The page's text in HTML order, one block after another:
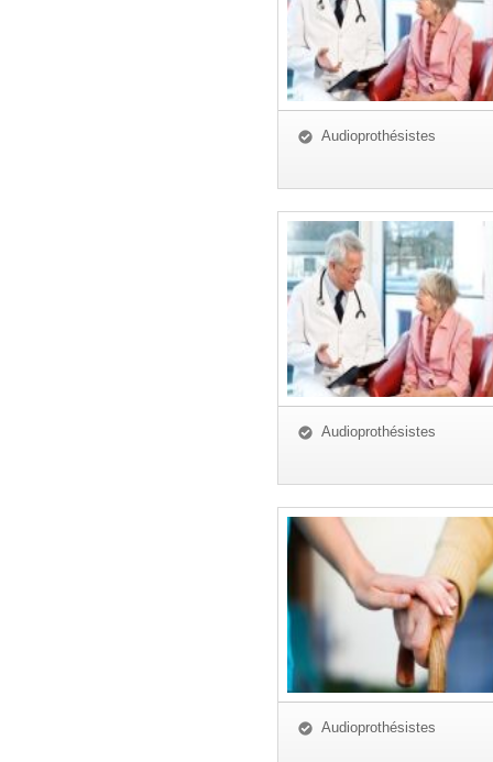
Audioprothésistes
Audioprothésistes
Audioprothésistes